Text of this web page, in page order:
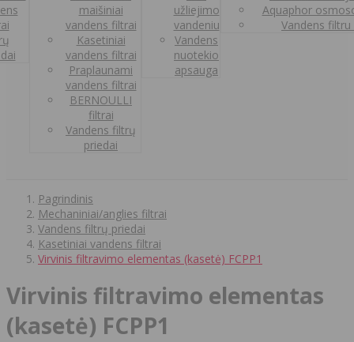
maišiniai
vandens filtrai
Kasetiniai
vandens filtrai
Praplaunami
vandens filtrai
BERNOULLI
filtrai
Vandens filtrų
priedai
užliejimo
vandeniu
Vandens
nuotekio
apsauga
Aquaphor
Vandens filtru
Pagrindinis
Mechaniniai/anglies filtrai
Vandens filtrų priedai
Kasetiniai vandens filtrai
Virvinis filtravimo elementas (kasetė) FCPP1
Virvinis filtravimo elementas
(kasetė) FCPP1